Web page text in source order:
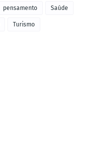
pensamento Saúde
Turismo